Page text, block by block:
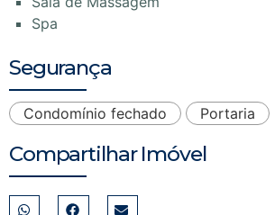
Spa
Segurança
Condomínio fechado Portaria
Compartilhar Imóvel